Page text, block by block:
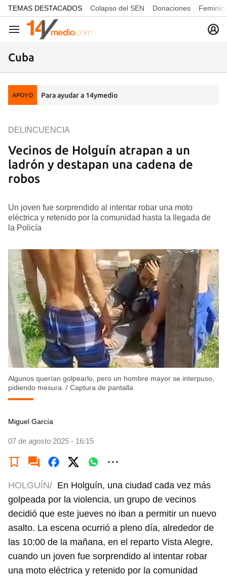
common.go-to-content
TEMAS DESTACADOS Colapso del SEN Donaciones
Navegación
Cuba
APOYO Para ayudar a 14ymedio
Vecinos de Holguín atrapan a un
ladrón y destapan una cadena de
robos
DELINCUENCIA
Un joven fue sorprendido al intentar robar una moto
eléctrica y retenido por la comunidad hasta la llegada de
la Policía
Algunos querían golpearlo, pero un hombre mayor se interpuso,
pidiendo mesura. / Captura de pantalla
Miguel García
07 de agosto 2025 - 16:15
HOLGUÍN/ En Holguín, una ciudad cada vez más
golpeada por la violencia, un grupo de vecinos
decidió que este jueves no iban a permitir un nuevo
asalto. La escena ocurrió a pleno día, alrededor de
las 10:00 de la mañana, en el reparto Vista Alegre,
cuando un joven fue sorprendido al intentar robar
una moto eléctrica y retenido por la comunidad